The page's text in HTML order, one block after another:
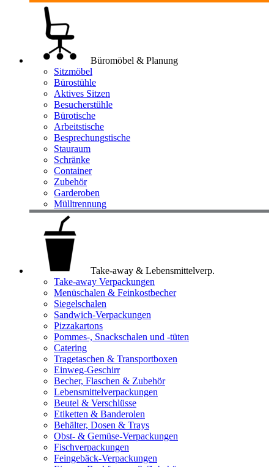
Büromöbel & Planung
Sitzmöbel
Bürostühle
Aktives Sitzen
Besucherstühle
Bürotische
Arbeitstische
Besprechungstische
Stauraum
Schränke
Container
Zubehör
Garderoben
Mülltrennung
Take-away & Lebensmittelverp.
Take-away Verpackungen
Menüschalen & Feinkostbecher
Siegelschalen
Sandwich-Verpackungen
Pizzakartons
Pommes-, Snackschalen und -tüten
Catering
Tragetaschen & Transportboxen
Einweg-Geschirr
Becher, Flaschen & Zubehör
Lebensmittelverpackungen
Beutel & Verschlüsse
Etiketten & Banderolen
Behälter, Dosen & Trays
Obst- & Gemüse-Verpackungen
Fischverpackungen
Feingebäck-Verpackungen